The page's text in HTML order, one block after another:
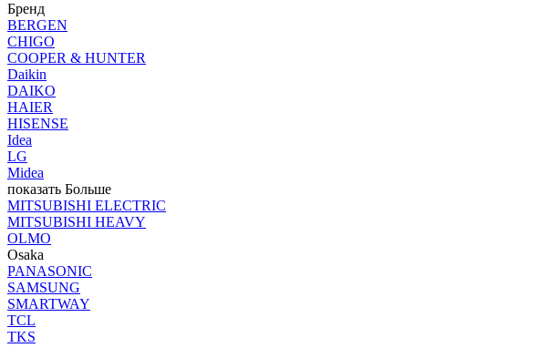
Бренд
BERGEN
CHIGO
COOPER & HUNTER
Daikin
DAIKO
HAIER
HISENSE
Idea
LG
Midea
показать Больше
MITSUBISHI ELECTRIC
MITSUBISHI HEAVY
OLMO
Osaka
PANASONIC
SAMSUNG
SMARTWAY
TCL
TKS